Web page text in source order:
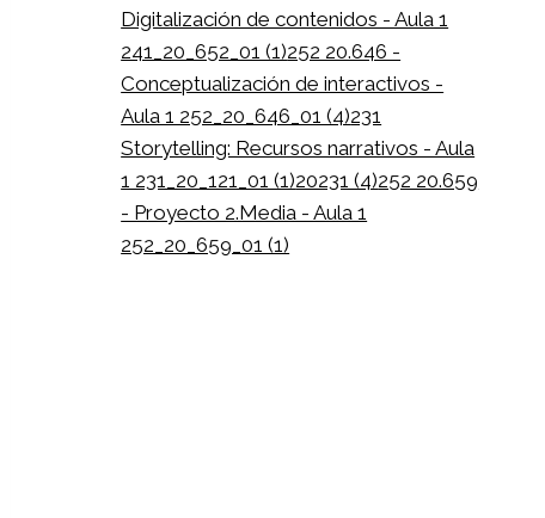
Digitalización de contenidos - Aula 1
241_20_652_01 (1)252 20.646 -
Conceptualización de interactivos -
Aula 1 252_20_646_01 (4)231
Storytelling: Recursos narrativos - Aula
1 231_20_121_01 (1)20231 (4)252 20.659
- Proyecto 2.Media - Aula 1
252_20_659_01 (1)